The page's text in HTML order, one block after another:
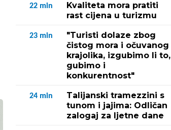
22 min
Kvaliteta mora pratiti
rast cijena u turizmu
23 min
"Turisti dolaze zbog
čistog mora i očuvanog
krajolika, izgubimo li to,
gubimo i
konkurentnost"
24 min
Talijanski tramezzini s
tunom i jajima: Odličan
zalogaj za ljetne dane